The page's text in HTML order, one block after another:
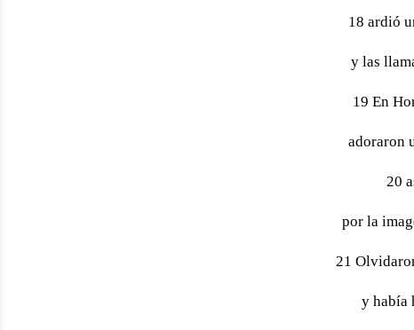
18 ardió
y las
19 En
adoraron
20
por la
21
y había